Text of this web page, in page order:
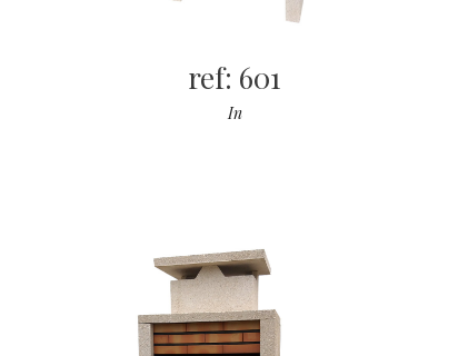
ref: 601
In